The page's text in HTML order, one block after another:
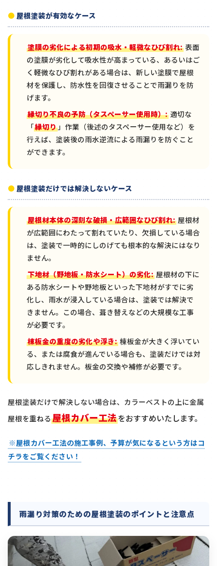
屋根塗装が有効なケース
塗膜の劣化による初期の吸水・軽微なひび割れ: 表面
の塗膜が劣化して吸水性が高まっている、あるいはご
く軽微なひび割れがある場合は、新しい塗膜で屋根
材を保護し、防水性を回復させることで雨漏りを防
げます。
縁切り不良の予防（タスペーサー使用時）: 適切な
「縁切り」作業（後述のタスペーサー使用など）を
行えば、塗装後の雨水逆流による雨漏りを防ぐこと
ができます。
屋根塗装だけでは解決しないケース
屋根材本体の深刻な破損・広範囲なひび割れ: 屋根材
が広範囲にわたって割れていたり、欠損している場合
は、塗装で一時的にしのげても根本的な解決にはなり
ません。
下地材（野地板・防水シート）の劣化: 屋根材の下に
ある防水シートや野地板といった下地材がすでに劣
化し、雨水が浸入している場合は、塗装では解決で
きません。この場合、葺き替えなどの大規模な工事
が必要です。
棟板金の重度の劣化や浮き: 棟板金が大きく浮いてい
る、または腐食が進んでいる場合も、塗装だけでは対
応しきれません。板金の交換や補修が必要です。
屋根塗装だけで解決しない場合は、カラーベストの上に金属
屋根を重ねる屋根カバー工法をおすすめいたします。
※屋根カバー工法の施工事例、予算が気になるという方はコ
チラをご覧ください！
雨漏り対策のための屋根塗装のポイントと注意点